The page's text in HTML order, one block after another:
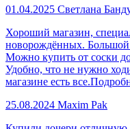
01.04.2025 Светлана
Хороший магазин,
новорождённых. Большой
Можно купить от соски
Удобно, что не нужно
магазине есть все.
25.08.2024 Maxim Pak